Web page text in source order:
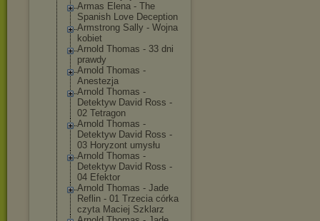
Armas Elena - The
Spanish Love Deception
Armstrong Sally - Wojna
kobiet
Arnold Thomas - 33 dni
prawdy
Arnold Thomas -
Anestezja
Arnold Thomas -
Detektyw David Ross -
02 Tetragon
Arnold Thomas -
Detektyw David Ross -
03 Horyzont umysłu
Arnold Thomas -
Detektyw David Ross -
04 Efektor
Arnold Thomas - Jade
Reflin - 01 Trzecia córka
czyta Maciej Szklarz